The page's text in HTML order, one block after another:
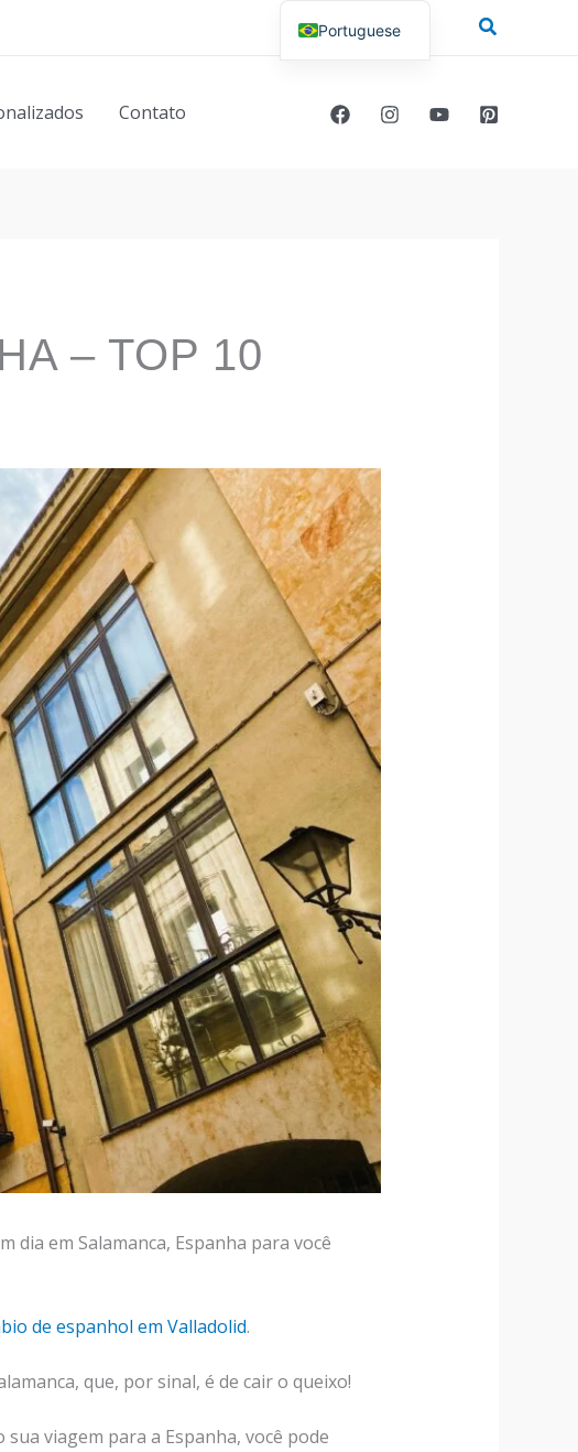
Pesquisar
Contato
– TOP 10
em Salamanca, Espanha para você
de espanhol em Valladolid.
que, por sinal, é de cair o queixo!
viagem para a Espanha, você pode
Portuguese